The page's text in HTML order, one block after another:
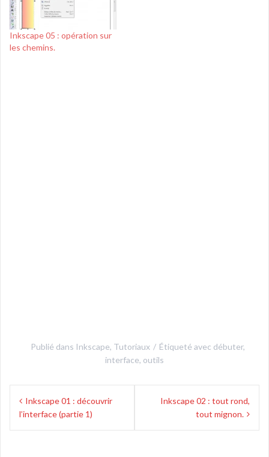
Inkscape 05 : opération sur
les chemins.
Publié dans Inkscape, Tutoriaux Étiqueté avec débuter,
interface, outils
Navigation
de Inkscape 01 : découvrir
l’interface (partie 1)
Inkscape 02 : tout rond,
tout mignon.